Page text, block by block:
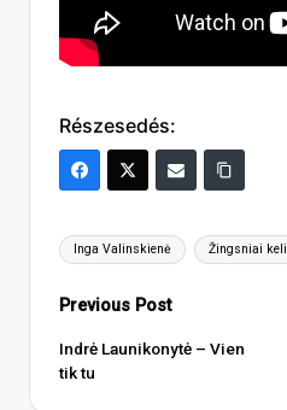
Részesedés:
Tags:
Inga Valinskienė Žingsniai keli
Post
navigation
Previous Post
Indrė Launikonytė – Vien
tik tu